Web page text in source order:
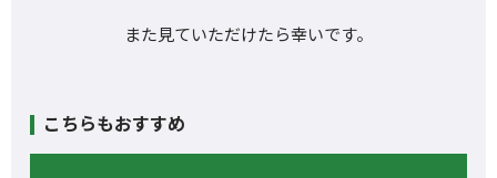
また見ていただけたら幸いです。
こちらもおすすめ